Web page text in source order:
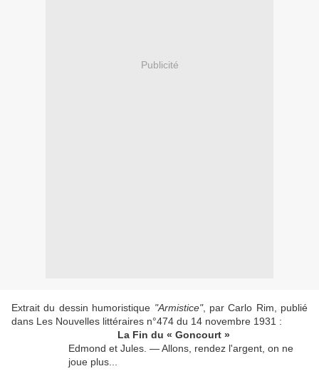
Publicité
Extrait du dessin humoristique "Armistice", par Carlo Rim, publié
dans Les Nouvelles littéraires n°474 du 14 novembre 1931 :
La Fin du « Goncourt »
Edmond et Jules. — Allons, rendez l'argent, on ne
joue plus...